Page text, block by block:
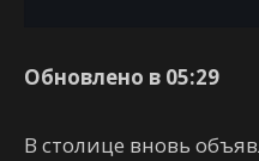
Обновлено в 05:29
В столице вновь